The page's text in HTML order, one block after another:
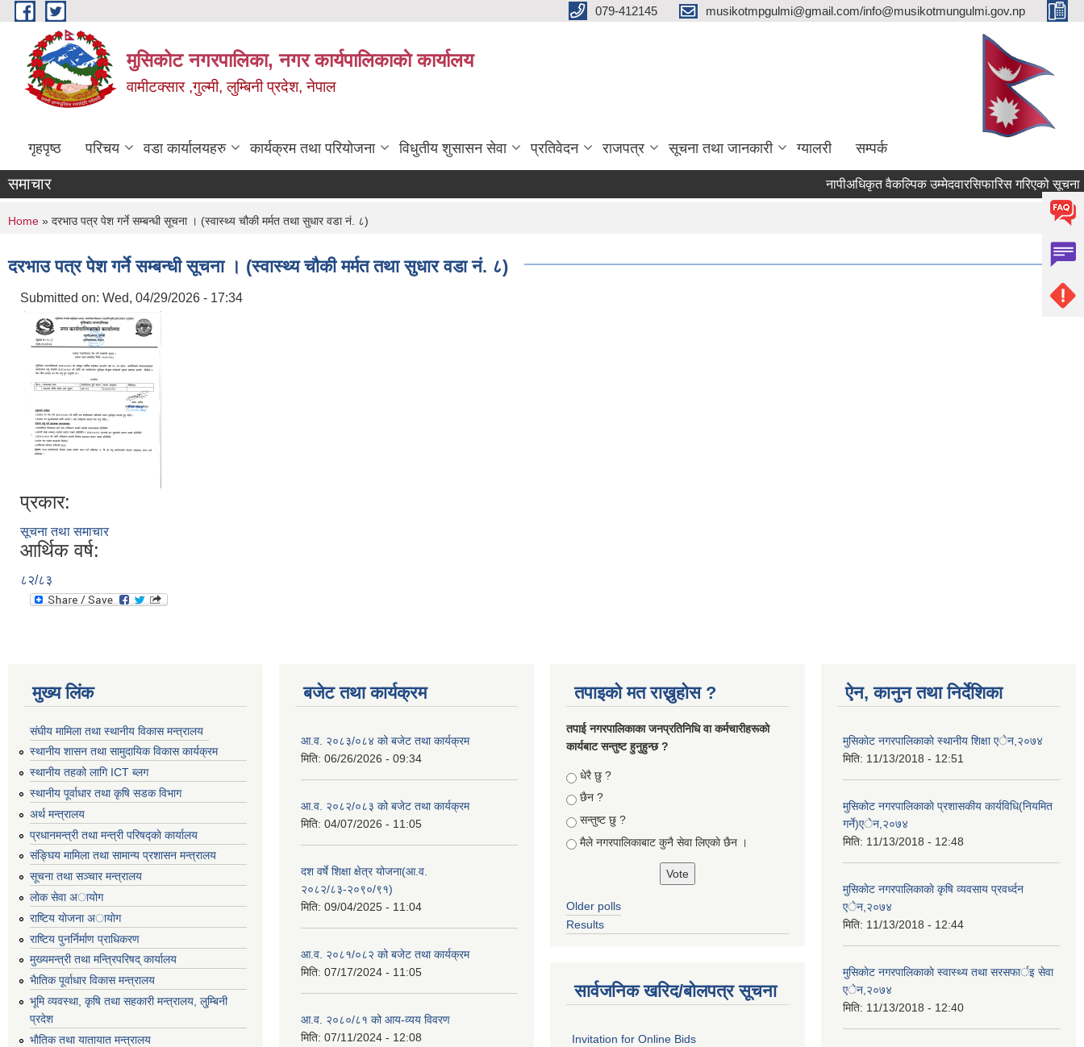
Skip to main content 079-412145 musikotmpgulmi@gmail.com/info@musikotmungulmi.gov.np
मुसिकोट नगरपालिका, नगर कार्यपालिकाकाे कार्यालय
वामीटक्सार ,गुल्मी, लुम्बिनी प्रदेश, नेपाल
गृहपृष्ठ परिचय वडा कार्यालयहरु कार्यक्रम तथा परियोजना विधुतीय शुसासन सेवा प्रतिवेदन राजपत्र सूचना तथा जानकारी ग्यालरी सम्पर्क
समाचार नापीअधिकृत वैकल्पिक उम्मेदवारसिफारिस गरिएको सूचना।
You are here
Home » दरभाउ पत्र पेश गर्ने सम्बन्धी सूचना । (स्वास्थ्य चौकी मर्मत तथा सुधार वडा नं. ८)
दरभाउ पत्र पेश गर्ने सम्बन्धी सूचना । (स्वास्थ्य चौकी मर्मत तथा सुधार वडा नं. ८)
Submitted on: Wed, 04/29/2026 - 17:34
प्रकार:
सूचना तथा समाचार
आर्थिक वर्ष:
८२/८३
मुख्य लिंक
संघीय मामिला तथा स्थानीय विकास मन्त्रालय
स्थानीय शासन तथा सामुदायिक विकास कार्यक्रम
स्थानीय तहको लागि ICT ब्लग
स्थानीय पूर्वाधार तथा कृषि सडक विभाग
अर्थ मन्त्रालय
प्रधानमन्त्री तथा मन्त्री परिषद्काे कार्यालय
संङ्घिय मामिला तथा सामान्य प्रशासन मन्त्रालय
सूचना तथा सञ्चार मन्त्रालय
लाेक सेवा अायाेग
राष्टिय याेजना अायाेग
राष्टिय पुनर्निर्माण प्राधिकरण
मुख्यमन्त्री तथा मन्त्रिपरिषद् कार्यालय
भैातिक पूर्वाधार विकास मन्त्रालय
भूमि व्यवस्था, कृषि तथा सहकारी मन्त्रालय, लु्म्बिनी
प्रदेश
भाैतिक तथा यातायात मन्त्रालय
बजेट तथा कार्यक्रम
आ.व. २०८३/०८४ को बजेट तथा कार्यक्रम
मिति: 06/26/2026 - 09:34
आ.व. २०८२/०८३ को बजेट तथा कार्यक्रम
मिति: 04/07/2026 - 11:05
दश वर्षे शिक्षा क्षेत्र योजना(आ.व.
२०८२/८३-२०९०/९१)
मिति: 09/04/2025 - 11:04
आ.व. २०८१/०८२ को बजेट तथा कार्यक्रम
मिति: 07/17/2024 - 11:05
आ.व. २०८०/८१ को आय-व्यय विवरण
मिति: 07/11/2024 - 12:08
तपाइको मत राख्नुहोस ?
तपा‌ई नगरपालिकाका जनप्रतिनिधि वा कर्मचारीहरूकाे
कार्यबाट सन्तुष्ट हुनुहुन्छ ?
Choices
धेरै छु ?
छैन ?
सन्तुष्ट छु ?
मैले नगरपालिकाबाट कुनै सेवा लिएकाे छैन ।
Older polls
Results
सार्वजनिक खरिद/बोलपत्र सूचना
Invitation for Online Bids
ऐन, कानुन तथा निर्देशिका
मुसिकाेट नगरपालिकाकाे स्थानीय शिक्षा एेन,२०७४
मिति: 11/13/2018 - 12:51
मुसिकाेट नगरपालिकाकाे प्रशासकीय कार्यविधि(नियमित
गर्ने)एेन,२०७४
मिति: 11/13/2018 - 12:48
मुसिकाेट नगरपालिकाकाे कृषि व्यवसाय प्रवर्ध्दन
एेन,२०७४
मिति: 11/13/2018 - 12:44
मुसिकाेट नगरपालिकाकाे स्वास्थ्य तथा सरसफार्इ सेवा
एेन,२०७४
मिति: 11/13/2018 - 12:40